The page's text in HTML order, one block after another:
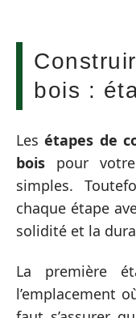
bois :
Lesétapes de
bois pour
simples.
chaque étape
solidité et la
La première
l’emplacement